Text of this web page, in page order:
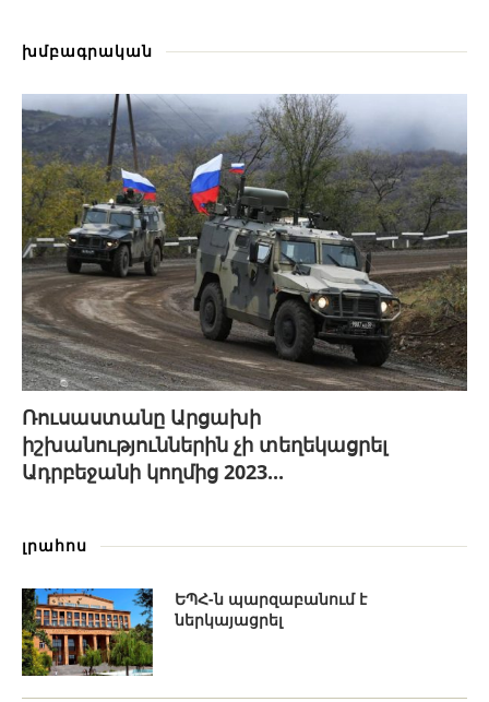
խմբագրական
Ռուսաստանը Արցախի
իշխանություններին չի տեղեկացրել
Ադրբեջանի կողմից 2023...
լրահոս
ԵՊՀ-ն պարզաբանում է
ներկայացրել